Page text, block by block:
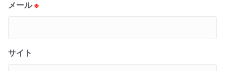
メール※
サイト